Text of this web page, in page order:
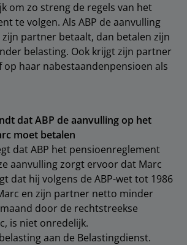
om zo streng de regels van het
te volgen. Als ABP de aanvulling
partner betaalt, dan betalen zijn
belasting. Ook krijgt zijn partner
op haar nabestaandenpensioen als
dat ABP de aanvulling op het
moet betalen
dat ABP het pensioenreglement
aanvulling zorgt ervoor dat Marc
dat hij volgens de ABP-wet tot 1986
en zijn partner netto minder
door de rechtstreekse
is niet onredelijk.
aan de Belastingdienst.